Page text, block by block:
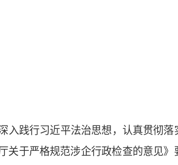
入践行习近平法治思想，认真贯彻落
关于严格规范涉企行政检查的意见》